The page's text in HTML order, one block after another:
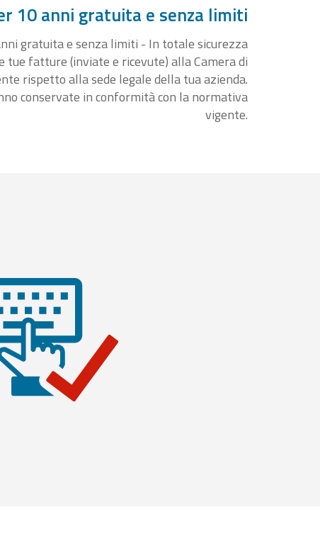
10 anni gratuita e senza limiti
gratuita e senza limiti - In totale sicurezza
tue fatture (inviate e ricevute) alla Camera di
rispetto alla sede legale della tua azienda.
conservate in conformità con la normativa
vigente.